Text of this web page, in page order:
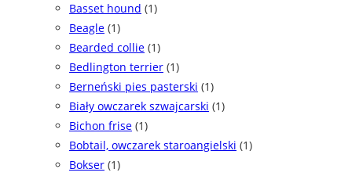
Basset hound (1)
Beagle (1)
Bearded collie (1)
Bedlington terrier (1)
Berneński pies pasterski (1)
Biały owczarek szwajcarski (1)
Bichon frise (1)
Bobtail, owczarek staroangielski (1)
Bokser (1)